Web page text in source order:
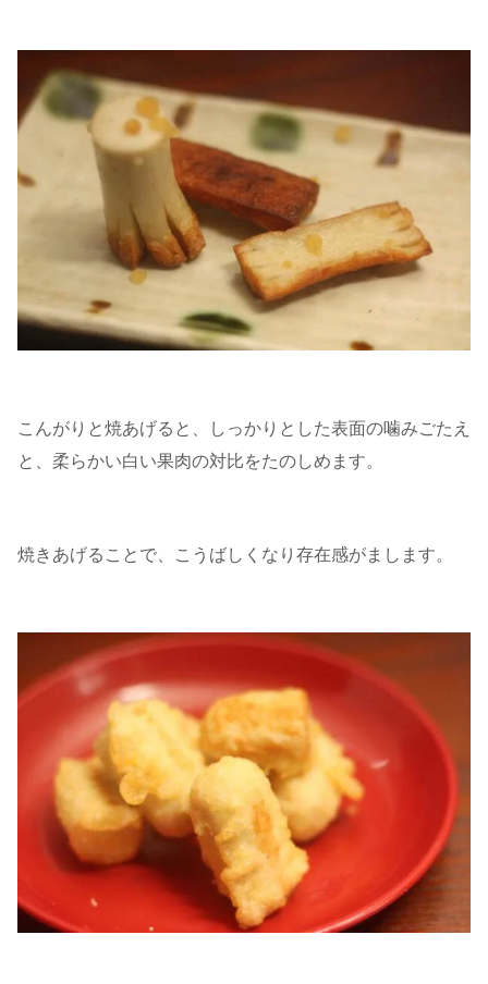
こんがりと焼あげると、しっかりとした表面の噛みごたえ
と、柔らかい白い果肉の対比をたのしめます。
焼きあげることで、こうばしくなり存在感がまします。